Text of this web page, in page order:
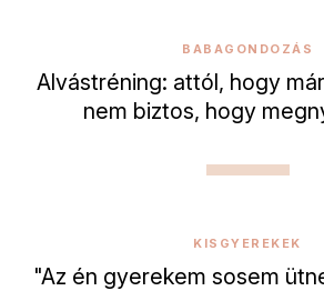
BABAGONDOZÁS
Alvástréning: attól, hogy
nem biztos, hogy
KISGYEREKEK
"Az én gyerekem sosem